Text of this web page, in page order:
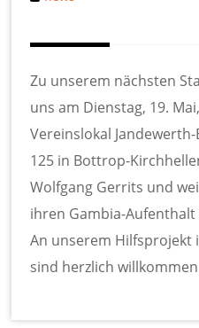
Zu unserem nächsten
uns am Dienstag, 19.
Vereinslokal
125 in Bottrop-
Wolfgang Gerrits und
ihren Gambia-
An unserem Hilfsprojekt
sind herzlich